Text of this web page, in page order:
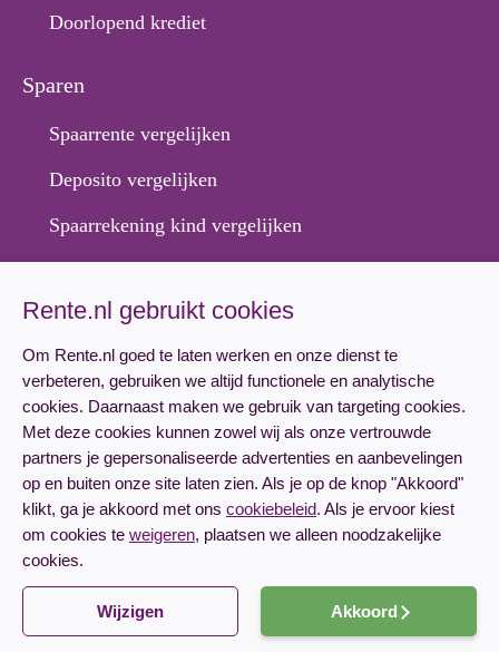
Doorlopend krediet
Sparen
Spaarrente vergelijken
Deposito vergelijken
Spaarrekening kind vergelijken
Hypotheek aanvragen
Lineaire hypotheek rente
Annuïteitenhypotheek rente
Dienstverlening & disclaimer
Cookies
Kvk: 52062910
WFT-vergunning: 120339914
© Rente.nl 2026
Rente.nl gebruikt cookies
Om Rente.nl goed te laten werken en onze dienst te
verbeteren, gebruiken we altijd functionele en analytische
cookies. Daarnaast maken we gebruik van targeting cookies.
Met deze cookies kunnen zowel wij als onze vertrouwde
partners je gepersonaliseerde advertenties en aanbevelingen
op en buiten onze site laten zien. Als je op de knop "Akkoord"
klikt, ga je akkoord met ons cookiebeleid. Als je ervoor kiest
om cookies te weigeren, plaatsen we alleen noodzakelijke
cookies.
Wijzigen Akkoord